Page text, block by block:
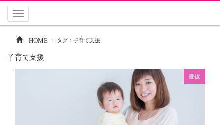
Toggle
HOME タグ：子育て支援
子育て支援
産後